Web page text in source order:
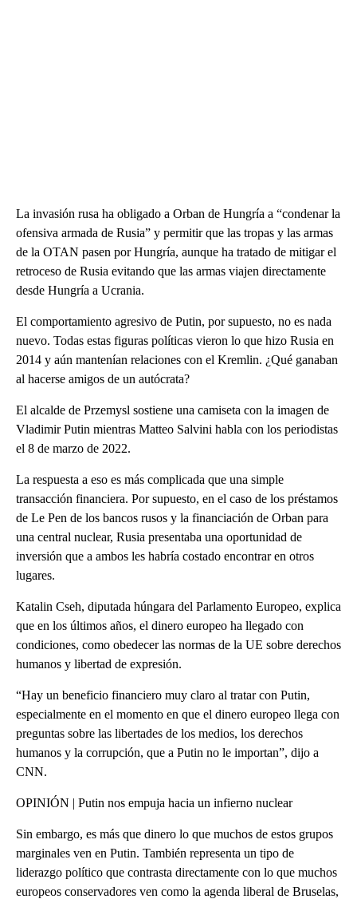
La invasión rusa ha obligado a Orban de Hungría a “condenar la
ofensiva armada de Rusia” y permitir que las tropas y las armas
de la OTAN pasen por Hungría, aunque ha tratado de mitigar el
retroceso de Rusia evitando que las armas viajen directamente
desde Hungría a Ucrania.
El comportamiento agresivo de Putin, por supuesto, no es nada
nuevo. Todas estas figuras políticas vieron lo que hizo Rusia en
2014 y aún mantenían relaciones con el Kremlin. ¿Qué ganaban
al hacerse amigos de un autócrata?
El alcalde de Przemysl sostiene una camiseta con la imagen de
Vladimir Putin mientras Matteo Salvini habla con los periodistas
el 8 de marzo de 2022.
La respuesta a eso es más complicada que una simple
transacción financiera. Por supuesto, en el caso de los préstamos
de Le Pen de los bancos rusos y la financiación de Orban para
una central nuclear, Rusia presentaba una oportunidad de
inversión que a ambos les habría costado encontrar en otros
lugares.
Katalin Cseh, diputada húngara del Parlamento Europeo, explica
que en los últimos años, el dinero europeo ha llegado con
condiciones, como obedecer las normas de la UE sobre derechos
humanos y libertad de expresión.
“Hay un beneficio financiero muy claro al tratar con Putin,
especialmente en el momento en que el dinero europeo llega con
preguntas sobre las libertades de los medios, los derechos
humanos y la corrupción, que a Putin no le importan”, dijo a
CNN.
OPINIÓN | Putin nos empuja hacia un infierno nuclear
Sin embargo, es más que dinero lo que muchos de estos grupos
marginales ven en Putin. También representa un tipo de
liderazgo político que contrasta directamente con lo que muchos
europeos conservadores ven como la agenda liberal de Bruselas,